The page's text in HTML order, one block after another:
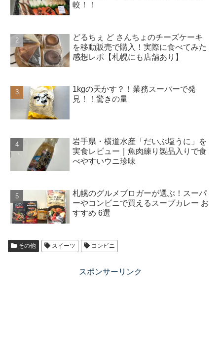
較！！
どるちぇ ど さんちょのチーズケーキ
を移動販売で購入！実際に食べてみた
感想レポ【札幌にも店舗あり】
1kgの天かす？！業務スーパーで発
見！！驚きの量
岩手県・横道水産「だいぶ塩うに」を
実食レビュー｜魚肉練り製品入りで食
べやすいウニ珍味
札幌のグルメブロガーが選ぶ！スーパ
ーやコンビニで買えるスープカレー お
すすめ 6選
その他 スイーツ コンビニ
スポンサーリンク